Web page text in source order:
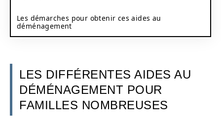
Les démarches pour obtenir ces aides au
déménagement
LES DIFFÉRENTES AIDES AU
DÉMÉNAGEMENT POUR
FAMILLES NOMBREUSES